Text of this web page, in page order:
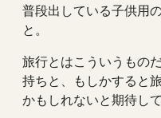
普段出している子供用
と。
旅行とはこういうもの
持ちと、もしかすると
かもしれないと期待し